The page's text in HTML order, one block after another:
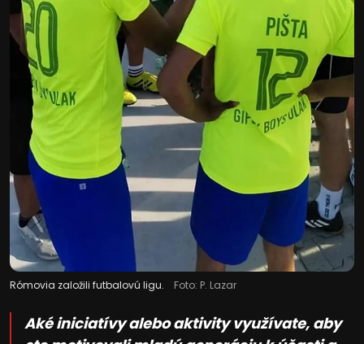
Rómovia založili futbalovú ligu. Foto: P. Lazar
Aké iniciatívy alebo aktivity využívate, aby